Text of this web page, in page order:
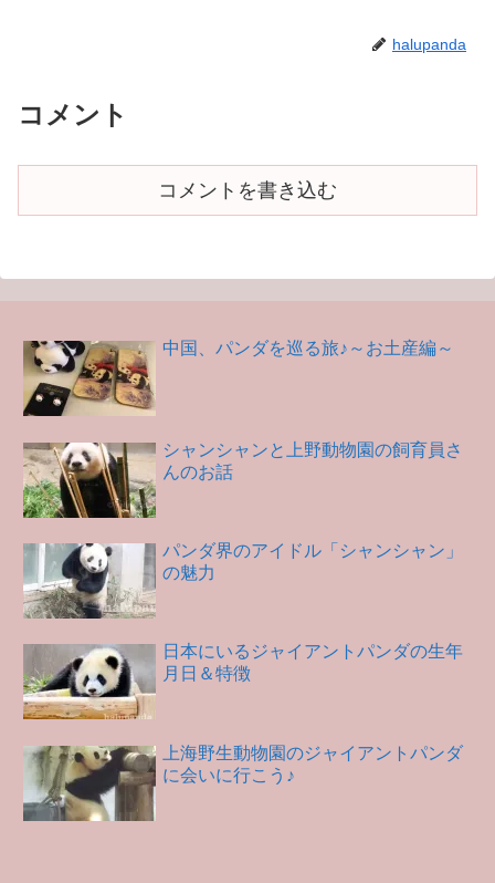
halupanda
コメント
コメントを書き込む
中国、パンダを巡る旅♪～お土産編～
シャンシャンと上野動物園の飼育員さ
んのお話
パンダ界のアイドル「シャンシャン」
の魅力
日本にいるジャイアントパンダの生年
月日＆特徴
上海野生動物園のジャイアントパンダ
に会いに行こう♪